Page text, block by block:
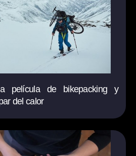
película de bikepacking y
del calor